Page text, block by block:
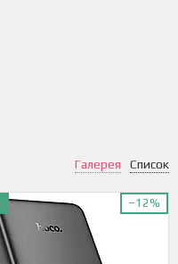
Галерея Список
–12%